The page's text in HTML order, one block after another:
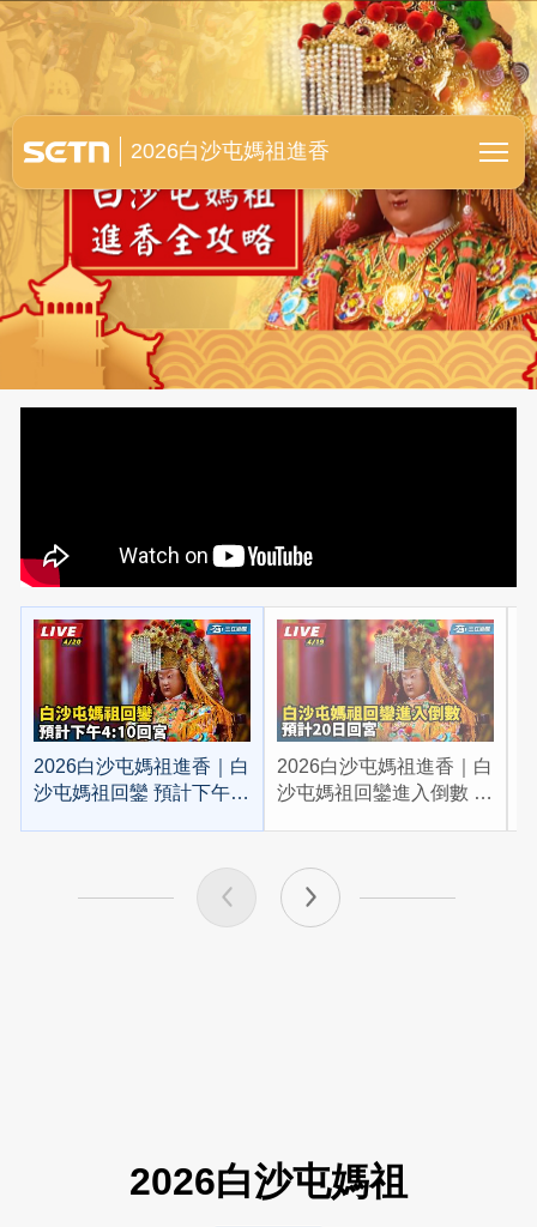
白沙屯媽祖進香全紀錄
2026白沙屯媽祖進香
2026白沙屯媽祖進香｜白
沙屯媽祖回鑾 預計下午
2026白沙屯媽祖進香｜白
沙屯媽祖回鑾進入倒數 預
2026白沙屯媽祖